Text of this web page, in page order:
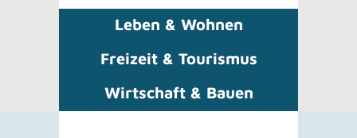
Leben & Wohnen
Freizeit & Tourismus
Wirtschaft & Bauen